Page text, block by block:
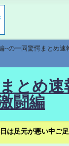
の一同驚愕まとめ
とめ
闘編
足元が悪い中ご